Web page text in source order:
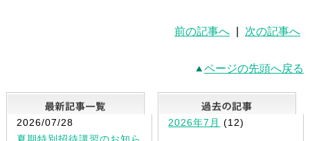
前の記事へ 次の記事へ
ページの先頭へ戻る
最新記事一覧
2026/07/28
2026年7月 (12)